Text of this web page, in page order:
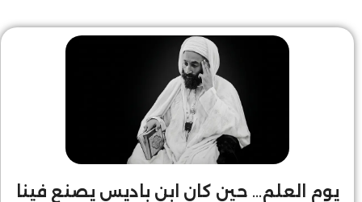
يكن لقبه الشرفي الرفيع (داتو سري) الذي مُنح له من قبل دولة
ماليزيا تكريمًا لخدماته الوطنية والدبلوماسية إلا انعكاسًا لمسيرة
يوم العلم… حين كان ابن باديس يصنع فينا